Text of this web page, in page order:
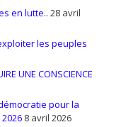
en lutte.. 28 avril
les peuples
UNE CONSCIENCE
pour la
8 avril 2026